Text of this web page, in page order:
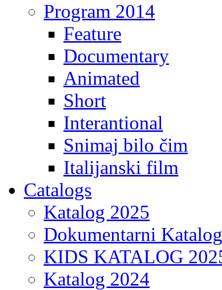
Program 2014
Feature
Documentary
Animated
Short
Interantional
Snimaj bilo čim
Italijanski film
Catalogs
Katalog 2025
Dokumentarni Katalog
KIDS KATALOG
Katalog 2024